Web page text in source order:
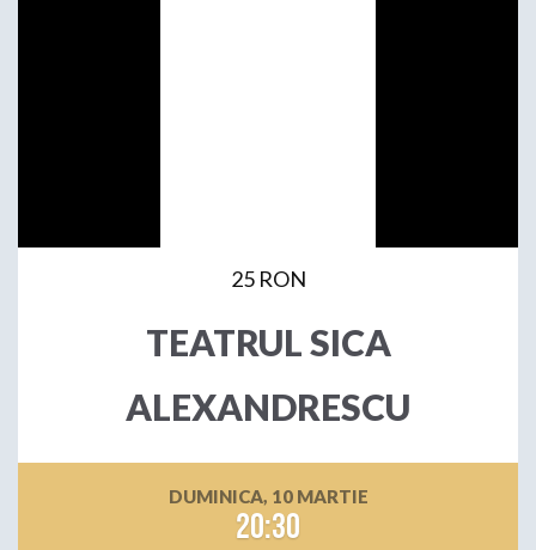
25 RON
TEATRUL SICA
ALEXANDRESCU
DUMINICA, 10 MARTIE
20:30